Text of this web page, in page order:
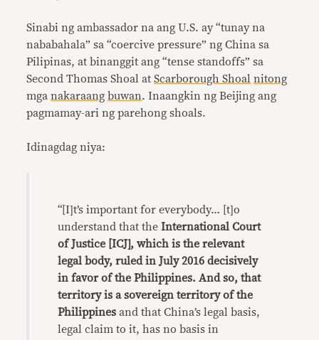
Sinabi ng ambassador na ang U.S. ay “tunay na
nababahala” sa “coercive pressure” ng China sa
Pilipinas, at binanggit ang “tense standoffs” sa
Second Thomas Shoal atScarborough Shoal nitong
mganakaraang buwan. Inaangkin ng Beijing ang
pagmamay-ari ng parehong shoals.
Idinagdag niya:
“[I]t’s important for everybody… [t]o
understand that the International Court
of Justice [ICJ], which is the relevant
legal body, ruled in July 2016 decisively
in favor of the Philippines. And so, that
territory is a sovereign territory of the
Philippinesand that China’s legal basis,
legal claim to it, has no basis in